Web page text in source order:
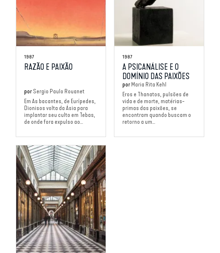
1987
RAZÃO E PAIXÃO
por Sergio Paulo Rouanet
Em As bacantes, de Eurípedes,
Dionisos volta da Ásia para
implantar seu culto em Tebas,
de onde fora expulso ao...
1987
A PSICANÁLISE E O
DOMÍNIO DAS PAIXÕES
por Maria Rita Kehl
Eros e Thanatos, pulsões de
vida e de morte, matérias-
primas das paixões, se
encontram quando buscam o
retorno a um...